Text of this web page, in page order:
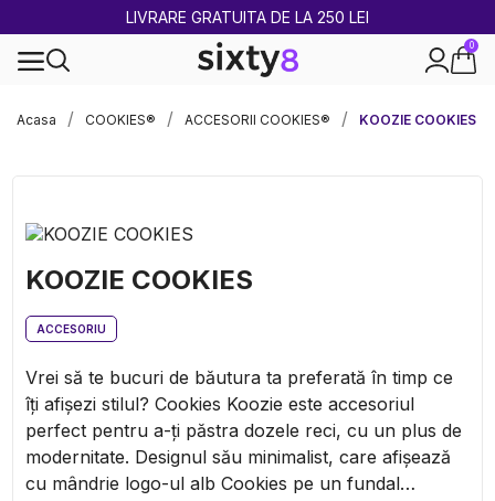
2 CUMPĂRATE = 1 CADOU
0
Acasa
COOKIES® ACCESORII COOKIES® KOOZIE COOKIES
KOOZIE COOKIES
ACCESORIU
Vrei să te bucuri de băutura ta preferată în timp ce
îți afișezi stilul? Cookies Koozie este accesoriul
perfect pentru a-ți păstra dozele reci, cu un plus de
modernitate. Designul său minimalist, care afișează
cu mândrie logo-ul alb Cookies pe un fundal